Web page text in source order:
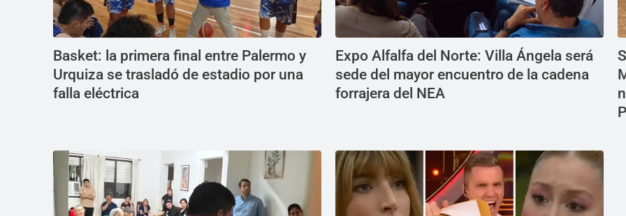
Basket: la primera final entre Palermo y
Urquiza se trasladó de estadio por una
falla eléctrica
Expo Alfalfa del Norte: Villa Ángela será
sede del mayor encuentro de la cadena
forrajera del NEA